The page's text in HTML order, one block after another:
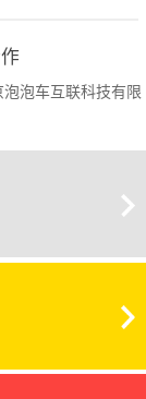
泡车互联科技有限